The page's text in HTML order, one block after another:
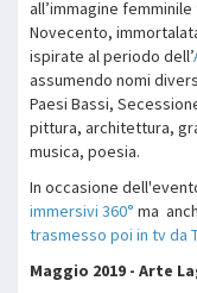
all’immagine
Novecento,
ispirate al periodo dell’
assumendo nomi
Paesi Bassi,
pittura, architettura,
musica, poesia.
In occasione
immersivi 360° ma
trasmesso poi in tv da
Maggio 2019 - Arte